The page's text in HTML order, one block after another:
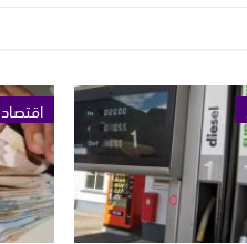
اقتصاد